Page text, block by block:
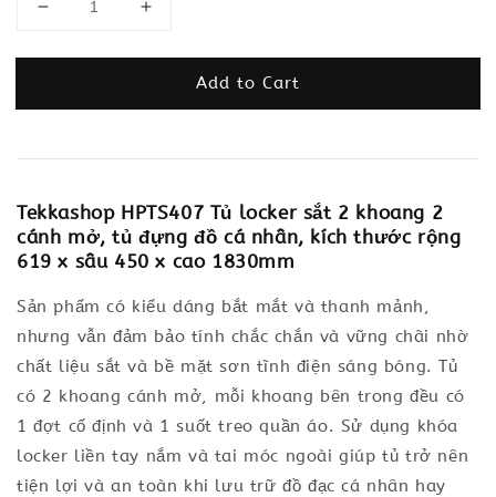
Add to Cart
Tekkashop HPTS407 Tủ locker sắt 2 khoang 2
cánh mở, tủ đựng đồ cá nhân, kích thước rộng
619 x sâu 450 x cao 1830mm
Sản phẩm có kiểu dáng bắt mắt và thanh mảnh,
nhưng vẫn đảm bảo tính chắc chắn và vững chãi nhờ
chất liệu sắt và bề mặt sơn tĩnh điện sáng bóng. Tủ
có 2 khoang cánh mở, mỗi khoang bên trong đều có
1 đợt cố định và 1 suốt treo quần áo. Sử dụng khóa
locker liền tay nắm và tai móc ngoài giúp tủ trở nên
tiện lợi và an toàn khi lưu trữ đồ đạc cá nhân hay